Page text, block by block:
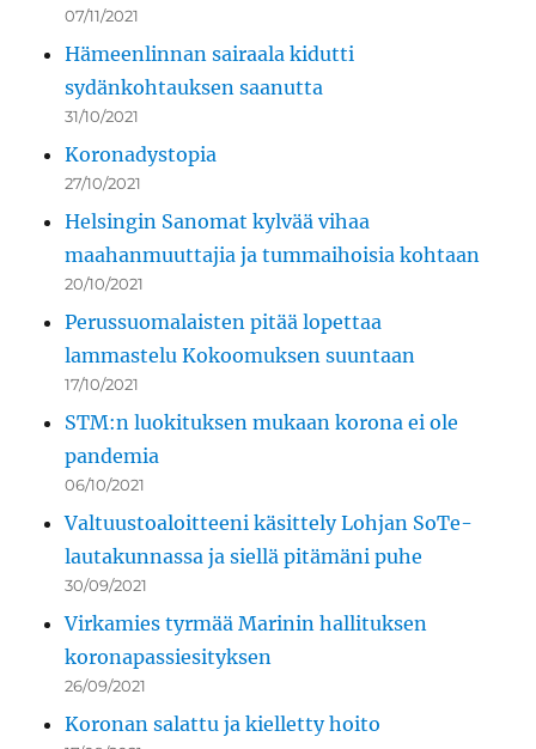
07/11/2021
Hämeenlinnan sairaala kidutti
sydänkohtauksen saanutta
31/10/2021
Koronadystopia
27/10/2021
Helsingin Sanomat kylvää vihaa
maahanmuuttajia ja tummaihoisia kohtaan
20/10/2021
Perussuomalaisten pitää lopettaa
lammastelu Kokoomuksen suuntaan
17/10/2021
STM:n luokituksen mukaan korona ei ole
pandemia
06/10/2021
Valtuustoaloitteeni käsittely Lohjan SoTe-
lautakunnassa ja siellä pitämäni puhe
30/09/2021
Virkamies tyrmää Marinin hallituksen
koronapassiesityksen
26/09/2021
Koronan salattu ja kielletty hoito